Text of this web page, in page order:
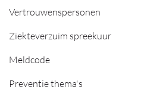
Vertrouwenspersonen
Ziekteverzuim spreekuur
Meldcode
Preventie thema's